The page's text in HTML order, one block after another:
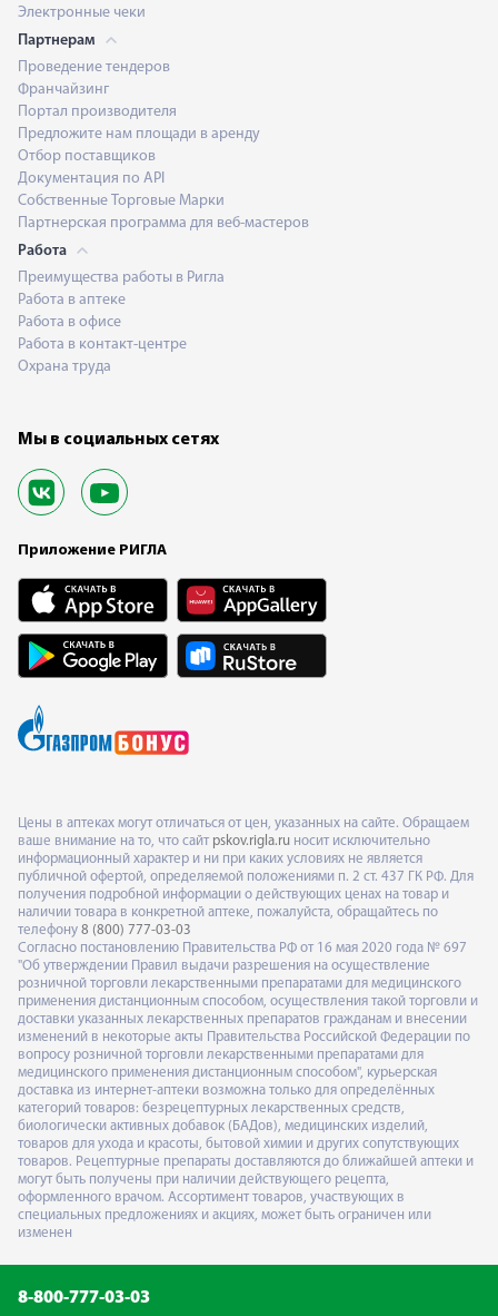
Электронные чеки
Партнерам
Проведение тендеров
Франчайзинг
Портал производителя
Предложите нам площади в аренду
Отбор поставщиков
Документация по API
Собственные Торговые Марки
Партнерская программа для веб-мастеров
Работа
Преимущества работы в Ригла
Работа в аптеке
Работа в офисе
Работа в контакт-центре
Охрана труда
Мы в социальных сетях
Приложение РИГЛА
Цены в аптеках могут отличаться от цен, указанных на сайте. Обращаем
ваше внимание на то, что сайт pskov.rigla.ru носит исключительно
информационный характер и ни при каких условиях не является
публичной офертой, определяемой положениями п. 2 ст. 437 ГК РФ. Для
получения подробной информации о действующих ценах на товар и
наличии товара в конкретной аптеке, пожалуйста, обращайтесь по
телефону 8 (800) 777-03-03
Согласно постановлению Правительства РФ от 16 мая 2020 года № 697
"Об утверждении Правил выдачи разрешения на осуществление
розничной торговли лекарственными препаратами для медицинского
применения дистанционным способом, осуществления такой торговли и
доставки указанных лекарственных препаратов гражданам и внесении
изменений в некоторые акты Правительства Российской Федерации по
вопросу розничной торговли лекарственными препаратами для
медицинского применения дистанционным способом", курьерская
доставка из интернет-аптеки возможна только для определённых
категорий товаров: безрецептурных лекарственных средств,
биологически активных добавок (БАДов), медицинских изделий,
товаров для ухода и красоты, бытовой химии и других сопутствующих
товаров. Рецептурные препараты доставляются до ближайшей аптеки и
могут быть получены при наличии действующего рецепта,
оформленного врачом. Ассортимент товаров, участвующих в
специальных предложениях и акциях, может быть ограничен или
изменен
8-800-777-03-03